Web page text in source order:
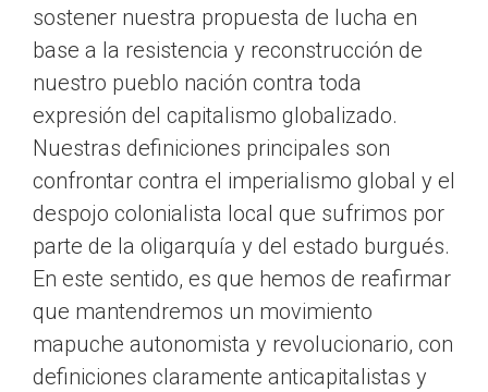
sostener nuestra propuesta de lucha en
base a la resistencia y reconstrucción de
nuestro pueblo nación contra toda
expresión del capitalismo globalizado.
Nuestras definiciones principales son
confrontar contra el imperialismo global y el
despojo colonialista local que sufrimos por
parte de la oligarquía y del estado burgués.
En este sentido, es que hemos de reafirmar
que mantendremos un movimiento
mapuche autonomista y revolucionario, con
definiciones claramente anticapitalistas y